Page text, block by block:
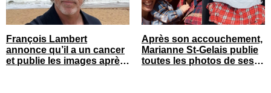
François Lambert
annonce qu’il a un cancer
et publie les images après
Après son accouchement,
Marianne St-Gelais publie
toutes les photos de ses